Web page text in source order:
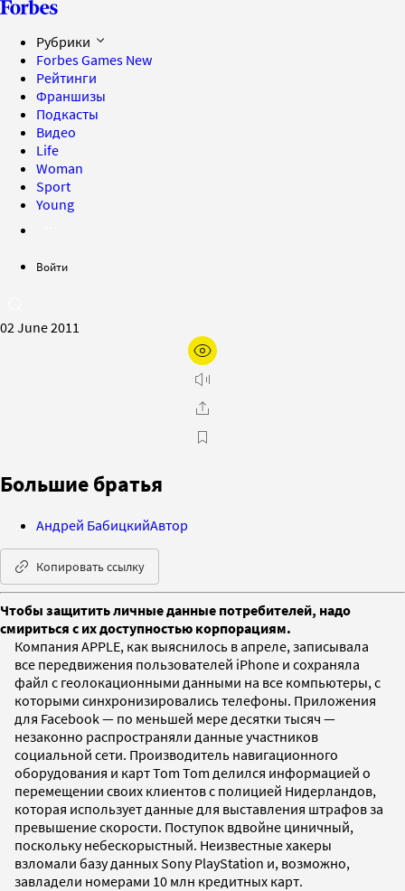
Рубрики
Forbes Games New
Рейтинги
Франшизы
Подкасты
Видео
Life
Woman
Sport
Young
Войти
02 June 2011
Большие братья
Андрей БабицкийАвтор
Копировать ссылку
Чтобы защитить личные данные потребителей, надо
смириться с их доступностью корпорациям.
Компания APPLE, как выяснилось в апреле, записывала
все передвижения пользователей iPhone и сохраняла
файл с геолокационными данными на все компьютеры, с
которыми синхронизировались телефоны. Приложения
для Facebook — по меньшей мере десятки тысяч —
незаконно распространяли данные участников
социальной сети. Производитель навигационного
оборудования и карт Tom Tom делился информацией о
перемещении своих клиентов с полицией Нидерландов,
которая использует данные для выставления штрафов за
превышение скорости. Поступок вдвойне циничный,
поскольку небескорыстный. Неизвестные хакеры
взломали базу данных Sony PlayStation и, возможно,
завладели номерами 10 млн кредитных карт.